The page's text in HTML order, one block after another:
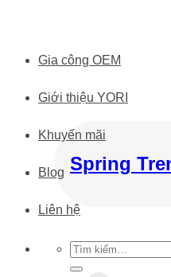
Spring
Gia công OEM
Giới thiệu YORI
Khuyến mãi
Blog
Liên hệ
Tìm
kiếm: